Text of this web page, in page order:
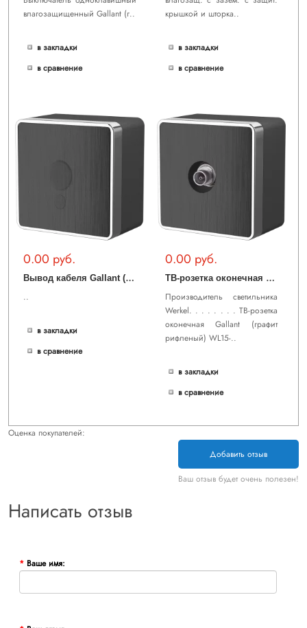
влагозащищенный Gallant (г..
в закладки
в сравнение
крышкой и шторка..
в закладки
в сравнение
0.00 руб.
В
ывод кабеля Gallant (графит рифленый) WL15-16-01
..
в закладки
в сравнение
0.00 руб.
Т
В-розетка оконечная Gallant (графит рифленый) WL15-21-01
Производитель светильника
Werkel. . . . . . . . ТВ-розетка
оконечная Gallant (графит
рифленый) WL15-..
в закладки
в сравнение
Оценка покупателей:
Добавить отзыв
Ваш отзыв будет очень полезен!
Написать отзыв
Ваше имя: